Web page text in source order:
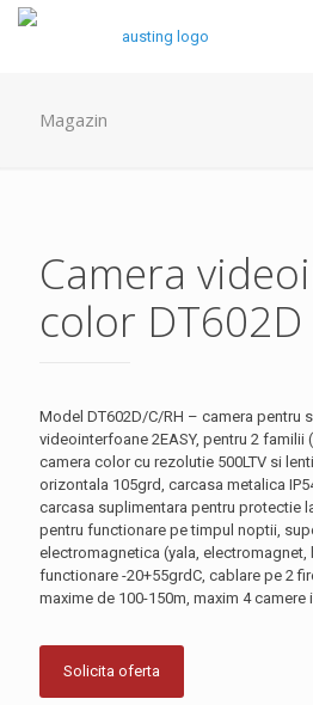
Magazin
Camera
color DT602D
Model DT602D/C/RH – camera pentru
videointerfoane 2EASY, pentru 2 familii
camera color cu rezolutie 500LTV si
orizontala 105grd, carcasa metalica
carcasa suplimentara pentru protectie
pentru functionare pe timpul noptii,
electromagnetica (yala, electromagnet,
functionare -20+55grdC, cablare pe 2
maxime de 100-150m, maxim 4 camere
Solicita oferta